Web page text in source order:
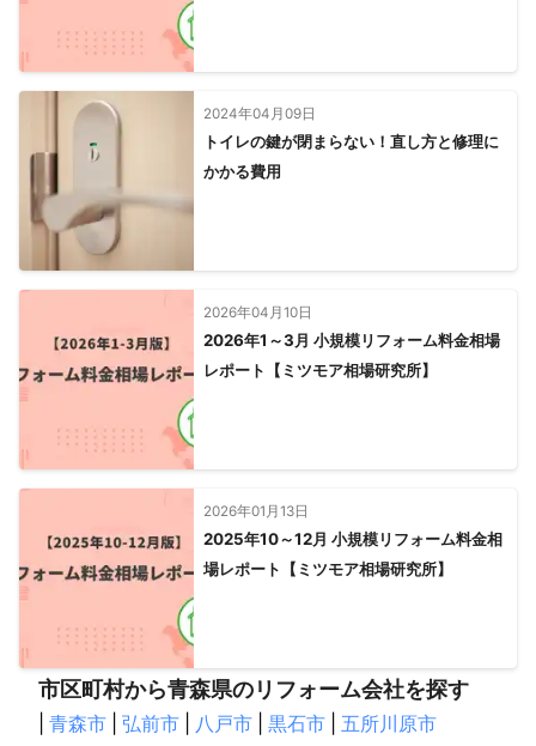
2024年04月09日
トイレの鍵が閉まらない！直し方と修理に
かかる費用
2026年04月10日
2026年1～3月 小規模リフォーム料金相場
レポート【ミツモア相場研究所】
2026年01月13日
2025年10～12月 小規模リフォーム料金相
場レポート【ミツモア相場研究所】
市区町村から青森県のリフォーム会社を探す
青森市 弘前市 八戸市 黒石市
五所川原市